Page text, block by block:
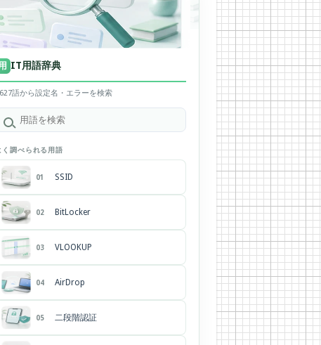
IT用語辞典
語から設定名・エラーを検索
く調べられる用語
01 SSID
02 BitLocker
03 VLOOKUP
04 AirDrop
05 二段階認証